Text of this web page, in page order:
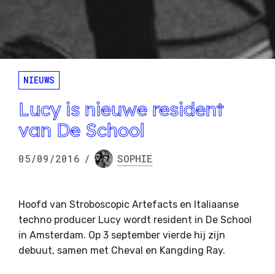
NIEUWS
Lucy is nieuwe resident
van De School
05/09/2016 / SOPHIE
Hoofd van Stroboscopic Artefacts en Italiaanse
techno producer Lucy wordt resident in De School
in Amsterdam. Op 3 september vierde hij zijn
debuut, samen met Cheval en Kangding Ray.